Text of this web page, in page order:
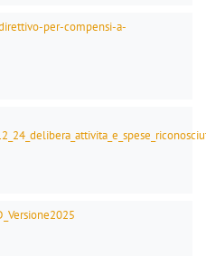
per-compensi-a-